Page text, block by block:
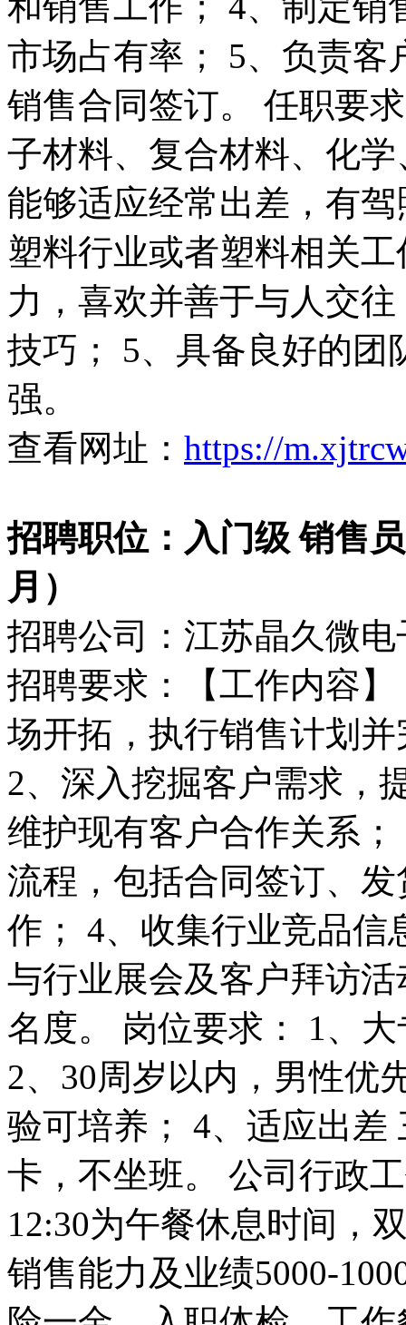
市场占有率； 5、负责客
销售合同签订。 任职要
子材料、复合材料、化
能够适应经常出差，有
塑料行业或者塑料相关
力，喜欢并善于与人交
技巧； 5、具备良好的团
强。
查看网址： https://
招聘职位：入门级 销售
月）
招聘公司：江苏晶久微
招聘要求：【工作内容
场开拓，执行销售计划
2、深入挖掘客户需求，
维护现有客户合作关系
流程，包括合同签订、
作； 4、收集行业竞品信
与行业展会及客户拜访
名度。 岗位要求： 1、
2、30周岁以内，男性优
验可培养； 4、适应出差
卡，不坐班。 公司行政
12:30为午餐休息时间，
销售能力及业绩5000-